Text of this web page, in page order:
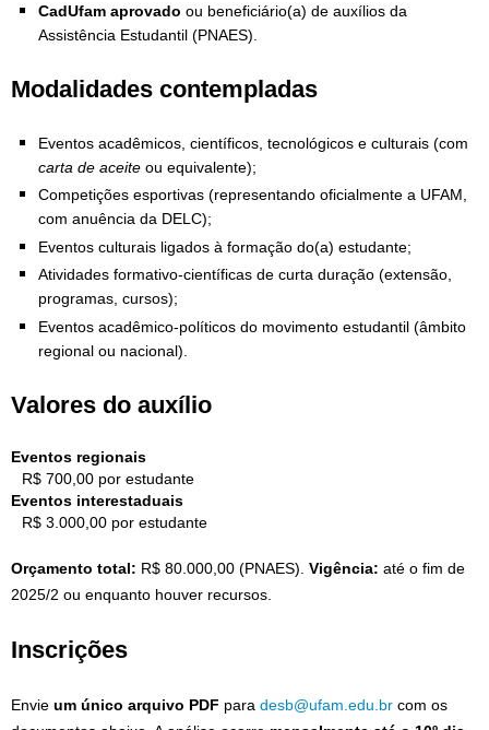
CadUfam aprovado ou beneficiário(a) de auxílios da
Assistência Estudantil (PNAES).
Modalidades contempladas
Eventos acadêmicos, científicos, tecnológicos e culturais (com
carta de aceite ou equivalente);
Competições esportivas (representando oficialmente a UFAM,
com anuência da DELC);
Eventos culturais ligados à formação do(a) estudante;
Atividades formativo-científicas de curta duração (extensão,
programas, cursos);
Eventos acadêmico-políticos do movimento estudantil (âmbito
regional ou nacional).
Valores do auxílio
Eventos regionais
R$ 700,00 por estudante
Eventos interestaduais
R$ 3.000,00 por estudante
Orçamento total: R$ 80.000,00 (PNAES). Vigência: até o fim de
2025/2 ou enquanto houver recursos.
Inscrições
Envie um único arquivo PDF para desb@ufam.edu.br com os